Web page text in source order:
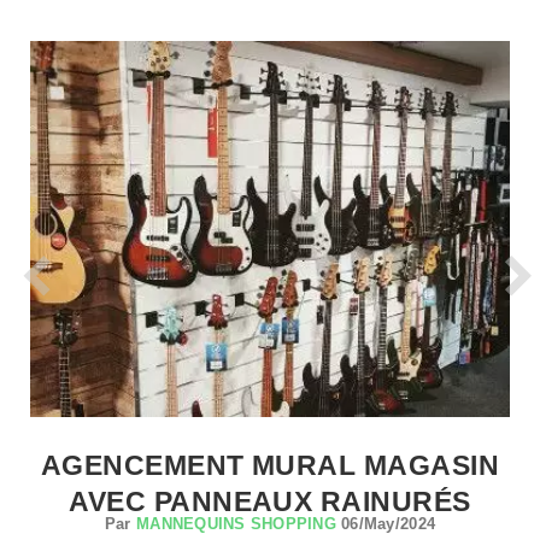
AGENCEMENT MURAL MAGASIN
AVEC PANNEAUX RAINURÉS
Par MANNEQUINS SHOPPING06/May/2024